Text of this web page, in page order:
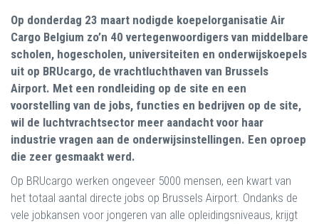
Op donderdag 23 maart nodigde koepelorganisatie Air
Cargo Belgium zo’n 40 vertegenwoordigers van middelbare
scholen, hogescholen, universiteiten en onderwijskoepels
uit op BRUcargo, de vrachtluchthaven van Brussels
Airport. Met een rondleiding op de site en een
voorstelling van de jobs, functies en bedrijven op de site,
wil de luchtvrachtsector meer aandacht voor haar
industrie vragen aan de onderwijsinstellingen. Een oproep
die zeer gesmaakt werd.
Op BRUcargo werken ongeveer 5000 mensen, een kwart van
het totaal aantal directe jobs op Brussels Airport. Ondanks de
vele jobkansen voor jongeren van alle opleidingsniveaus, krijgt